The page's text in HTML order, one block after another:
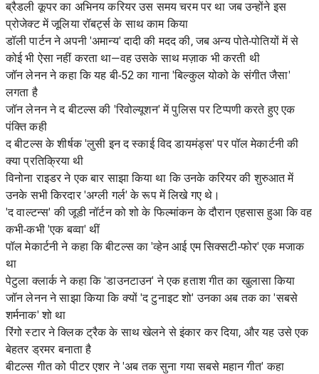
ब्रैडली कूपर का अभिनय करियर उस समय चरम पर था जब उन्होंने इस
प्रोजेक्ट में जूलिया रॉबर्ट्स के साथ काम किया
डॉली पार्टन ने अपनी 'अमान्य' दादी की मदद की, जब अन्य पोते-पोतियों में से
कोई भी ऐसा नहीं करता था—वह उसके साथ मज़ाक भी करती थी
जॉन लेनन ने कहा कि यह बी-52 का गाना 'बिल्कुल योको के संगीत जैसा'
लगता है
जॉन लेनन ने द बीटल्स की 'रिवोल्यूशन' में पुलिस पर टिप्पणी करते हुए एक
पंक्ति कही
द बीटल्स के शीर्षक 'लुसी इन द स्काई विद डायमंड्स' पर पॉल मेकार्टनी की
क्या प्रतिक्रिया थी
विनोना राइडर ने एक बार साझा किया था कि उनके करियर की शुरुआत में
उनके सभी किरदार 'अग्ली गर्ल' के रूप में लिखे गए थे।
'द वाल्टन्स' की जूडी नॉर्टन को शो के फिल्मांकन के दौरान एहसास हुआ कि वह
कभी-कभी 'एक बव्वा' थीं
पॉल मेकार्टनी ने कहा कि बीटल्स का 'व्हेन आई एम सिक्सटी-फोर' एक मजाक
था
पेटुला क्लार्क ने कहा कि 'डाउनटाउन' ने एक हताश गीत का खुलासा किया
जॉन लेनन ने साझा किया कि क्यों 'द टुनाइट शो' उनका अब तक का 'सबसे
शर्मनाक' शो था
रिंगो स्टार ने क्लिक ट्रैक के साथ खेलने से इंकार कर दिया, और यह उसे एक
बेहतर ड्रमर बनाता है
बीटल्स गीत को पीटर एशर ने 'अब तक सुना गया सबसे महान गीत' कहा